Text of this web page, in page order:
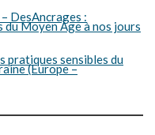
DesAncrages :
Moyen Âge à nos jours
pratiques sensibles du
(Europe –